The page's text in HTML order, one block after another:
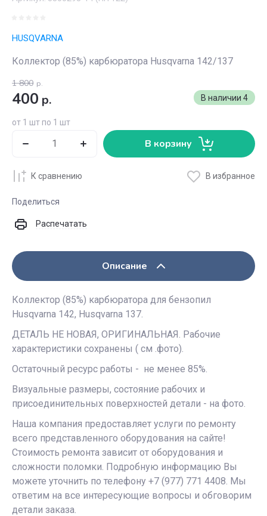
HUSQVARNA
Коллектор (85%) карбюратора Husqvarna 142/137
В наличии 4
1 800 р.
400 р.
от 1 шт по 1 шт
В корзину
К сравнению В избранное
Поделиться
Распечатать
Описание
Коллектор (85%) карбюратора для бензопил
Husqvarna 142, Husqvarna 137.
ДЕТАЛЬ НЕ НОВАЯ, ОРИГИНАЛЬНАЯ. Рабочие
характеристики сохранены ( см .фото).
Остаточный ресурс работы - не менее 85%.
Визуальные размеры, состояние рабочих и
присоединительных поверхностей детали - на фото.
Наша компания предоставляет услуги по ремонту
всего представленного оборудования на сайте!
Стоимость ремонта зависит от оборудования и
сложности поломки. Подробную информацию Вы
можете уточнить по телефону +7 (977) 771 4408. Мы
ответим на все интересующие вопросы и обговорим
детали заказа.